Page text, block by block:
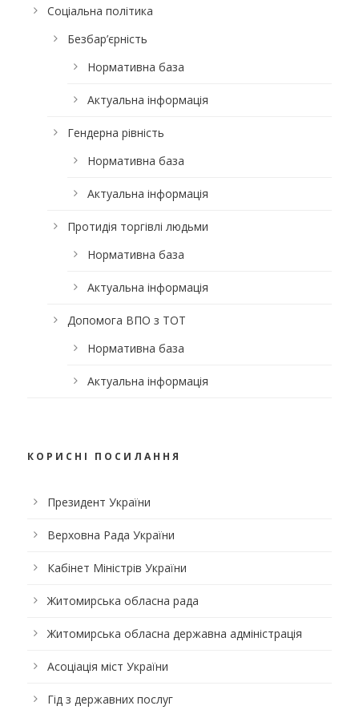
Соціальна політика
Безбар’єрність
Нормативна база
Актуальна інформація
Гендерна рівність
Нормативна база
Актуальна інформація
Протидія торгівлі людьми
Нормативна база
Актуальна інформація
Допомога ВПО з ТОТ
Нормативна база
Актуальна інформація
КОРИСНІ ПОСИЛАННЯ
Президент України
Верховна Рада України
Кабінет Міністрів України
Житомирська обласна рада
Житомирська обласна державна адміністрація
Асоціація міст України
Гід з державних послуг